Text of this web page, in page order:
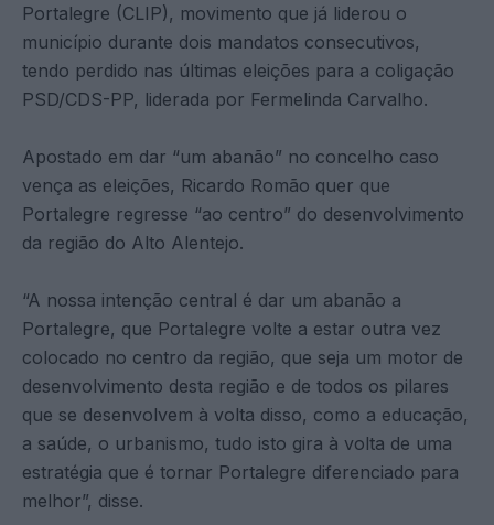
Portalegre (CLIP), movimento que já liderou o
município durante dois mandatos consecutivos,
tendo perdido nas últimas eleições para a coligação
PSD/CDS-PP, liderada por Fermelinda Carvalho.
Apostado em dar “um abanão” no concelho caso
vença as eleições, Ricardo Romão quer que
Portalegre regresse “ao centro” do desenvolvimento
da região do Alto Alentejo.
“A nossa intenção central é dar um abanão a
Portalegre, que Portalegre volte a estar outra vez
colocado no centro da região, que seja um motor de
desenvolvimento desta região e de todos os pilares
que se desenvolvem à volta disso, como a educação,
a saúde, o urbanismo, tudo isto gira à volta de uma
estratégia que é tornar Portalegre diferenciado para
melhor”, disse.